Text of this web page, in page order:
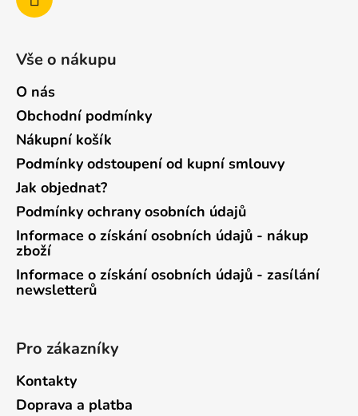
Vše o nákupu
O nás
Obchodní podmínky
Nákupní košík
Podmínky odstoupení od kupní smlouvy
Jak objednat?
Podmínky ochrany osobních údajů
Informace o získání osobních údajů - nákup
zboží
Informace o získání osobních údajů - zasílání
newsletterů
Pro zákazníky
Kontakty
Doprava a platba